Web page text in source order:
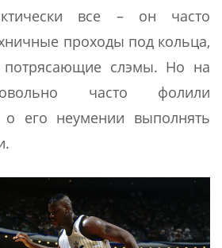
все – он часто
проходы под кольца,
потрясающие слэмы. Но на
часто фолили
о его неумении выполнять